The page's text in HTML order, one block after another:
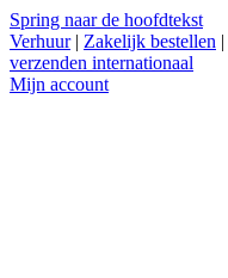
Spring naar de hoofdtekst
Verhuur | Zakelijk bestellen |
verzenden internationaal
Mijn account